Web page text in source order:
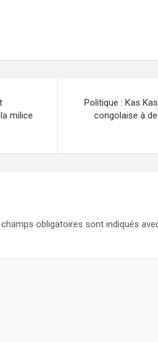
milice
Politique : Kas
congolaise à
obligatoires sont indiqués